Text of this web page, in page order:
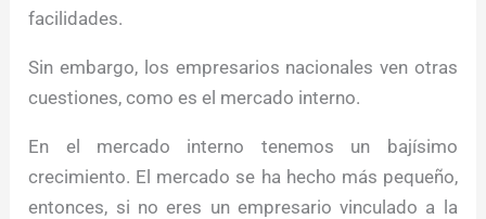
facilidades.
Sin embargo, los empresarios nacionales ven otras
cuestiones, como es el mercado interno.
En el mercado interno tenemos un bajísimo
crecimiento. El mercado se ha hecho más pequeño,
entonces, si no eres un empresario vinculado a la